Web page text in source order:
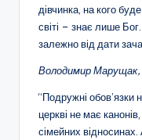
дівчинка, на кого
світі – знає лише
залежно від дати
Володимир
“Подружні обов’язки
церкві не має
сімейних